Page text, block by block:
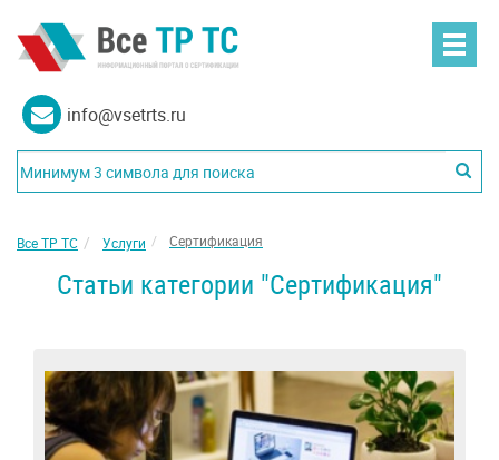
info@vsetrts.ru
Все ТР ТС Услуги Сертификация
Статьи категории "Сертификация"